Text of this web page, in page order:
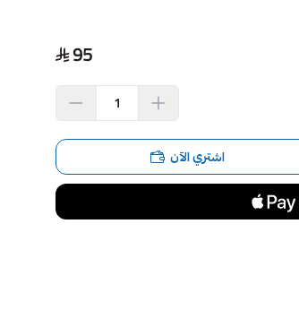
95
اشتري الآن